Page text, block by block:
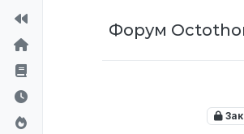
Форум